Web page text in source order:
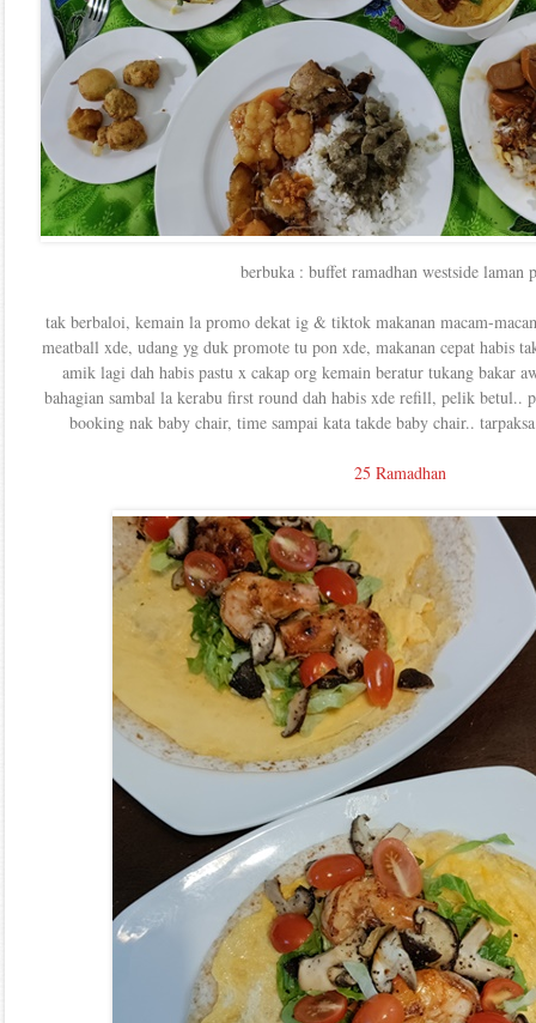
berbuka : buffet ramadhan westside laman
tak berbaloi, kemain la promo dekat ig & tiktok makanan macam-
meatball xde, udang yg duk promote tu pon xde, makanan cepat habis
amik lagi dah habis pastu x cakap org kemain beratur tukang bakar
bahagian sambal la kerabu first round dah habis xde refill, pelik betul..
booking nak baby chair, time sampai kata takde baby chair..
25 Ramadhan